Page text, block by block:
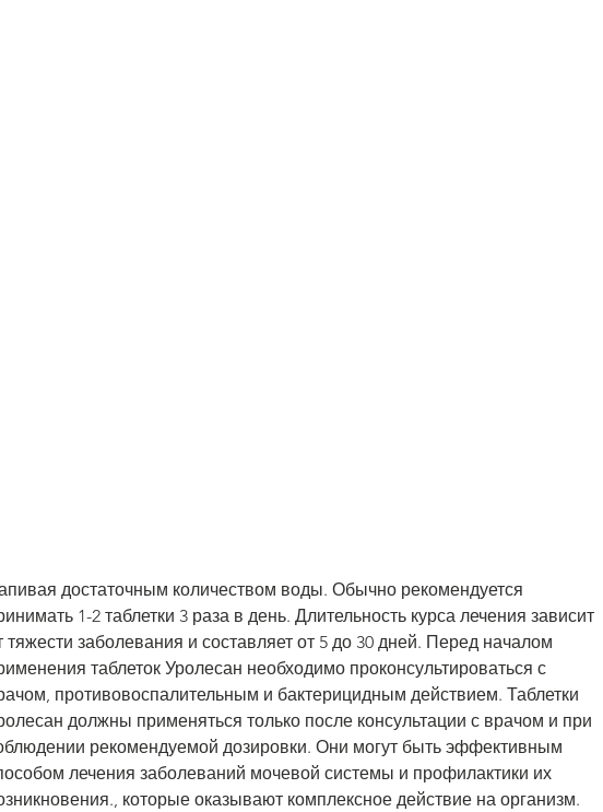
1-2 таблетки 3 раза в день. Длительность курса лечения зависит
тяжести заболевания и составляет от 5 до 30 дней. Перед началом
таблеток Уролесан необходимо проконсультироваться с
противовоспалительным и бактерицидным действием. Таблетки
должны применяться только после консультации с врачом и при
рекомендуемой дозировки. Они могут быть эффективным
лечения заболеваний мочевой системы и профилактики их
которые оказывают комплексное действие на организм.